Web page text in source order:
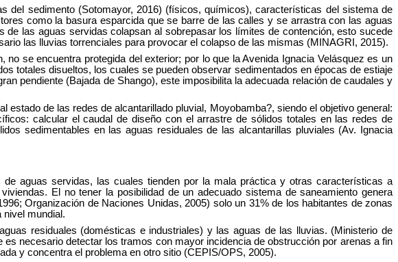
del sedimento (Sotomayor, 2016) (físicos, químicos), características del sistema de
como la basura esparcida que se barre de las calles y se arrastra con las aguas
las aguas servidas colapsan al sobrepasar los límites de contención, esto sucede
las lluvias torrenciales para provocar el colapso de las mismas (MINAGRI, 2015).
se encuentra protegida del exterior; por lo que la Avenida Ignacia Velásquez es un
totales disueltos, los cuales se pueden observar sedimentados en épocas de estiaje
pendiente (Bajada de Shango), este imposibilita la adecuada relación de caudales y
de las redes de alcantarillado pluvial, Moyobamba?, siendo el objetivo general:
calcular el caudal de diseño con el arrastre de sólidos totales en las redes de
sedimentables en las aguas residuales de las alcantarillas pluviales (Av. Ignacia
aguas servidas, las cuales tienden por la mala práctica y otras características a
El no tener la posibilidad de un adecuado sistema de saneamiento genera
Organización de Naciones Unidas, 2005) solo un 31% de los habitantes de zonas
nivel mundial.
residuales (domésticas e industriales) y las aguas de las lluvias. (Ministerio de
necesario detectar los tramos con mayor incidencia de obstrucción por arenas a fin
y concentra el problema en otro sitio (CEPIS/OPS, 2005).